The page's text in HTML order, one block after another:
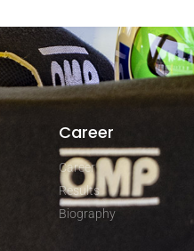
Career
Career
Results
Biography